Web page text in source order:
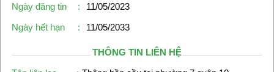
Ngày đăng tin
:
11/05/2023
Ngày hết hạn
: 11/05/2033
THÔNG TIN LIÊN HỆ